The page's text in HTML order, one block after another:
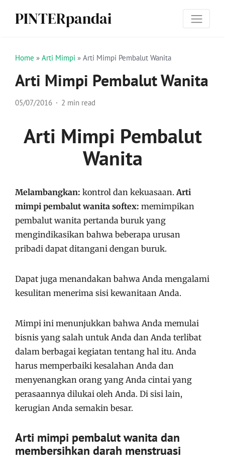
PINTERpandai
Home » Arti Mimpi » Arti Mimpi Pembalut Wanita
Arti Mimpi Pembalut Wanita
05/07/2016 2 min read
Arti Mimpi Pembalut
Wanita
Melambangkan: kontrol dan kekuasaan.Arti
mimpi pembalut wanita softex: memimpikan
pembalut wanita pertanda buruk yang
mengindikasikan bahwa beberapa urusan
pribadi dapat ditangani dengan buruk.
Dapat juga menandakan bahwa Anda mengalami
kesulitan menerima sisi kewanitaan Anda.
Mimpi ini menunjukkan bahwa Anda memulai
bisnis yang salah untuk Anda dan Anda terlibat
dalam berbagai kegiatan tentang hal itu. Anda
harus memperbaiki kesalahan Anda dan
menyenangkan orang yang Anda cintai yang
perasaannya dilukai oleh Anda. Di sisi lain,
kerugian Anda semakin besar.
Arti mimpi pembalut wanita dan
membersihkan darah menstruasi